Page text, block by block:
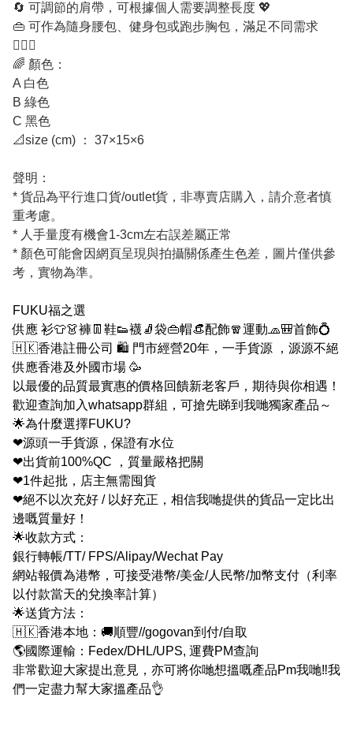
🔄 可調節的肩帶，可根據個人需要調整長度 💖
👜 可作為隨身腰包、健身包或跑步胸包，滿足不同需求
🏃‍♀️✨
🌈 顏色：
A 白色
B 綠色
C 黑色
📐size (cm) ： 37×15×6
聲明：
* 貨品為平行進口貨/outlet貨，非專賣店購入，請介意者慎
重考慮。
* 人手量度有機會1-3cm左右誤差屬正常
* 顏色可能會因網頁呈現與拍攝關係產生色差，圖片僅供參
考，實物為準。
FUKU福之選
供應 衫👕👗褲👖鞋👟襪🧦袋👜帽👒配飾🧣運動🧢🎒首飾💍
🇭🇰香港註冊公司 🛍 門市經營20年，一手貨源 ，源源不絕
供應香港及外國市場 🥳
以最優的品質最實惠的價格回饋新老客戶，期待與你相遇！
歡迎查詢加入whatsapp群組，可搶先睇到我哋獨家產品～
🌟為什麼選擇FUKU?
❤源頭一手貨源，保證有水位
❤出貨前100%QC ，質量嚴格把關
❤1件起批，店主無需囤貨
❤絕不以次充好 / 以好充正，相信我哋提供的貨品一定比出
邊嘅質量好！
🌟收款方式：
銀行轉帳/TT/ FPS/Alipay/Wechat Pay
網站報價為港幣，可接受港幣/美金/人民幣/加幣支付（利率
以付款當天的兌換率計算）
🌟送貨方法：
🇭🇰香港本地：🚚順豐//gogovan到付/自取
🌎國際運輸：Fedex/DHL/UPS, 運費PM查詢
非常歡迎大家提出意見，亦可將你哋想搵嘅產品Pm我哋‼我
們一定盡力幫大家搵產品👌